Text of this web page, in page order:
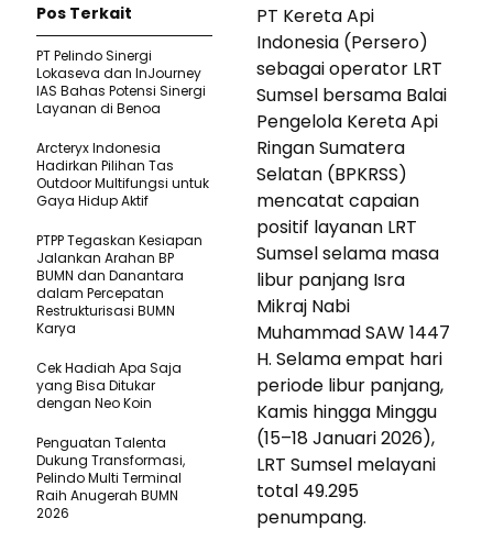
PT Kereta Api
Indonesia (Persero)
sebagai operator LRT
Sumsel bersama Balai
Pengelola Kereta Api
Ringan Sumatera
Selatan (BPKRSS)
mencatat capaian
positif layanan LRT
Sumsel selama masa
libur panjang Isra
Mikraj Nabi
Muhammad SAW 1447
H. Selama empat hari
periode libur panjang,
Kamis hingga Minggu
(15–18 Januari 2026),
LRT Sumsel melayani
total 49.295
penumpang.
Pos Terkait
PT Pelindo Sinergi
Lokaseva dan InJourney
IAS Bahas Potensi Sinergi
Layanan di Benoa
Arcteryx Indonesia
Hadirkan Pilihan Tas
Outdoor Multifungsi untuk
Gaya Hidup Aktif
PTPP Tegaskan Kesiapan
Jalankan Arahan BP
BUMN dan Danantara
dalam Percepatan
Restrukturisasi BUMN
Karya
Cek Hadiah Apa Saja
yang Bisa Ditukar
dengan Neo Koin
Penguatan Talenta
Dukung Transformasi,
Pelindo Multi Terminal
Raih Anugerah BUMN
2026